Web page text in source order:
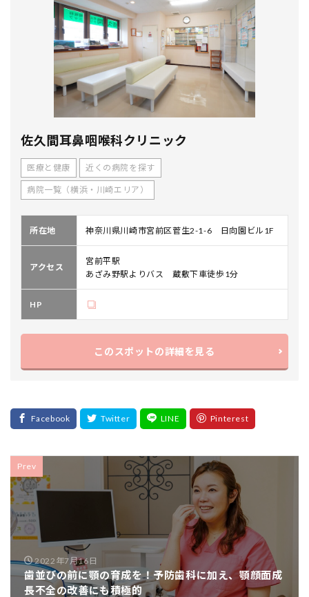
佐久間耳鼻咽喉科クリニック
医療と健康 近くの病院を探す
病院一覧（横浜・川崎エリア）
所在地 神奈川県川崎市宮前区菅生2-1-6 日向園ビル1F
アクセス
宮前平駅
あざみ野駅よりバス 蔵敷下車徒歩1分
HP
このスポットの詳細を見る
Prev
2022年7月16日
歯並びの前に顎の育成を！予防歯科に加え、顎顔面成
長不全の改善にも積極的